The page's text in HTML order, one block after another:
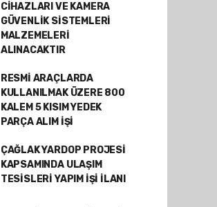
CİHAZLARI VE KAMERA
GÜVENLİK SİSTEMLERİ
MALZEMELERİ
ALINACAKTIR
RESMİ ARAÇLARDA
KULLANILMAK ÜZERE 800
KALEM 5 KISIM YEDEK
PARÇA ALIM İŞİ
ÇAĞLAK YARDOP PROJESİ
KAPSAMINDA ULAŞIM
TESİSLERİ YAPIM İŞİ İLANI